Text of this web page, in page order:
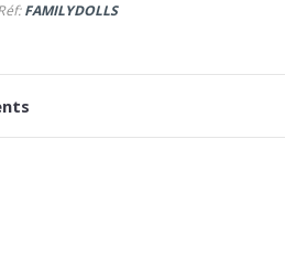
FAMILYDOLLS